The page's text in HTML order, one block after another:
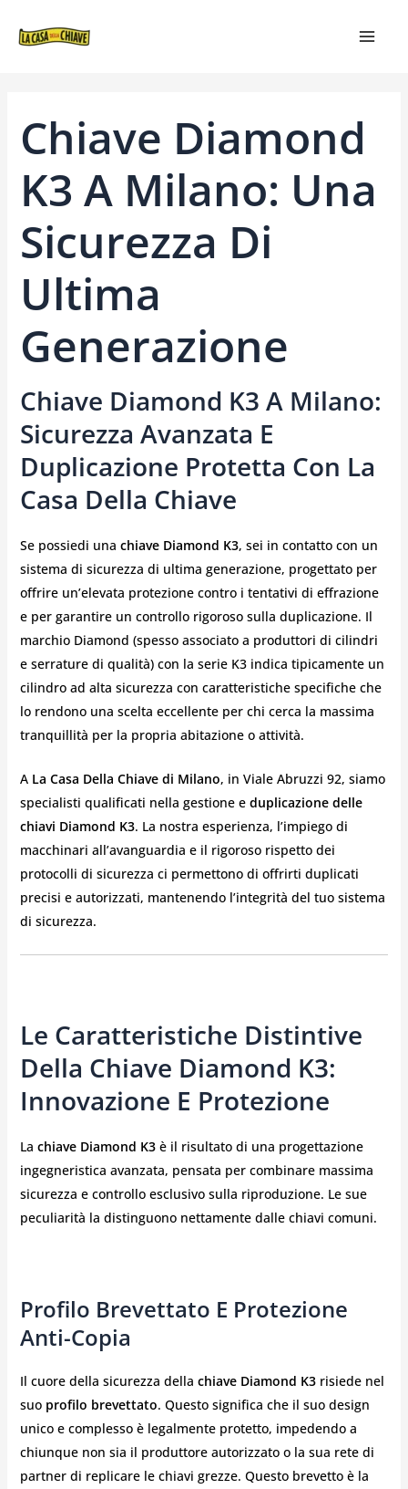
Chiave Diamond
K3 A Milano: Una
Sicurezza Di
Ultima
Generazione
Chiave Diamond K3 A Milano:
Sicurezza Avanzata E
Duplicazione Protetta Con La
Casa Della Chiave
Se possiedi una chiave Diamond K3, sei in contatto con un
sistema di sicurezza di ultima generazione, progettato per
offrire un’elevata protezione contro i tentativi di effrazione
e per garantire un controllo rigoroso sulla duplicazione. Il
marchio Diamond (spesso associato a produttori di cilindri
e serrature di qualità) con la serie K3 indica tipicamente un
cilindro ad alta sicurezza con caratteristiche specifiche che
lo rendono una scelta eccellente per chi cerca la massima
tranquillità per la propria abitazione o attività.
A La Casa Della Chiave di Milano, in Viale Abruzzi 92, siamo
specialisti qualificati nella gestione e duplicazione delle
chiavi Diamond K3. La nostra esperienza, l’impiego di
macchinari all’avanguardia e il rigoroso rispetto dei
protocolli di sicurezza ci permettono di offrirti duplicati
precisi e autorizzati, mantenendo l’integrità del tuo sistema
di sicurezza.
Le Caratteristiche Distintive
Della Chiave Diamond K3:
Innovazione E Protezione
La chiave Diamond K3è il risultato di una progettazione
ingegneristica avanzata, pensata per combinare massima
sicurezza e controllo esclusivo sulla riproduzione. Le sue
peculiarità la distinguono nettamente dalle chiavi comuni.
Profilo Brevettato E Protezione
Anti-Copia
Il cuore della sicurezza della chiave Diamond K3risiede nel
suo profilo brevettato. Questo significa che il suo design
unico e complesso è legalmente protetto, impedendo a
chiunque non sia il produttore autorizzato o la sua rete di
partner di replicare le chiavi grezze. Questo brevetto è la
ARTICOLI